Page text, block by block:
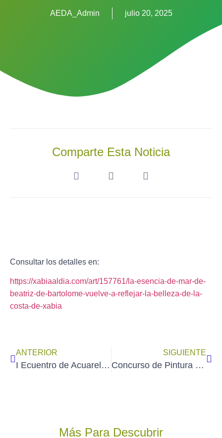
AEDA_Admin julio 20, 2025
Comparte Esta Noticia
Consultar los detalles en:
https://xabiaaldia.com/art/157761/la-esencia-de-mar-de-
beatriz-de-bartolome-vuelve-a-reflejar-la-belleza-de-la-
costa-de-xabia
ANTERIOR
I Ecuentro de Acuarelistas y Sketchers en ALLES – Asturias (3 de agosto de 2025)
SIGUIENTE
Concurso de Pintura Rápida en EL BOALO – Madrid (sábado 26 de julio de 2025)
Más Para Descubrir